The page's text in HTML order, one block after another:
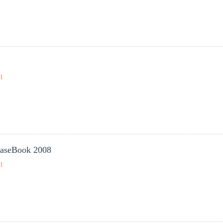
2008